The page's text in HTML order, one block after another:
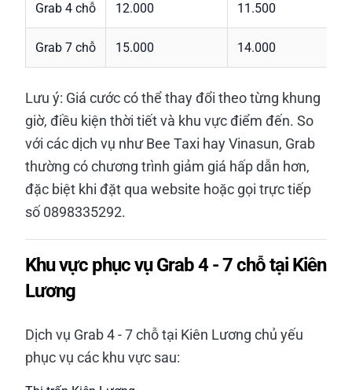
Grab 4 chỗ 12.000 11.500
Grab 7 chỗ 15.000 14.000
Lưu ý: Giá cước có thể thay đổi theo từng khung
giờ, điều kiện thời tiết và khu vực điểm đến. So
với các dịch vụ như Bee Taxi hay Vinasun, Grab
thường có chương trình giảm giá hấp dẫn hơn,
đặc biệt khi đặt qua website hoặc gọi trực tiếp
số 0898335292.
Khu vực phục vụ Grab 4 - 7 chỗ tại Kiên
Lương
Dịch vụ Grab 4 - 7 chỗ tại Kiên Lương chủ yếu
phục vụ các khu vực sau: